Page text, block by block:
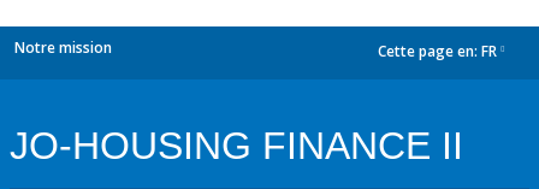
Notre mission Cette page en: FR
JO-HOUSING FINANCE II